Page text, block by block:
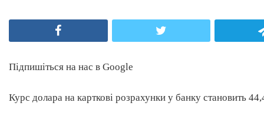
Підпишіться на нас в Google
Курс долара на карткові розрахунки у банку становить